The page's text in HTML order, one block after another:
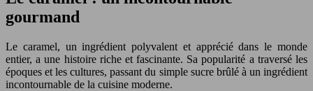
gourmand
Le caramel, un ingrédient polyvalent et apprécié dans le monde
entier, a une histoire riche et fascinante. Sa popularité a traversé les
époques et les cultures, passant du simple sucre brûlé à un ingrédient
incontournable de la cuisine moderne.